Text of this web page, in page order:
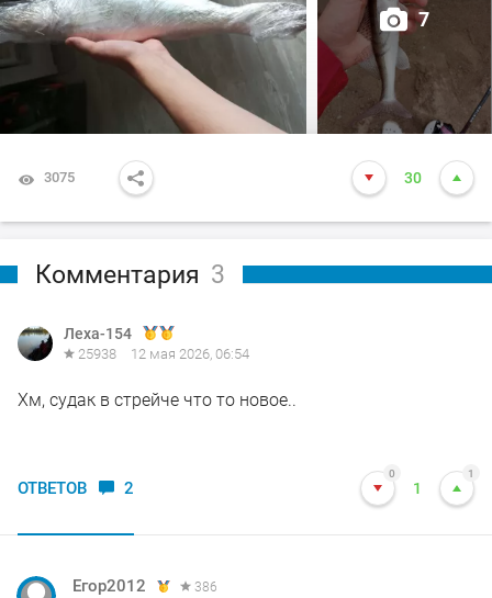
7
3075 30
Комментария 3
Леха-154
25938 12 мая 2026, 06:54
Хм, судак в стрейче что то новое..
ОТВЕТОВ 2
0
1
1
Егор2012
386